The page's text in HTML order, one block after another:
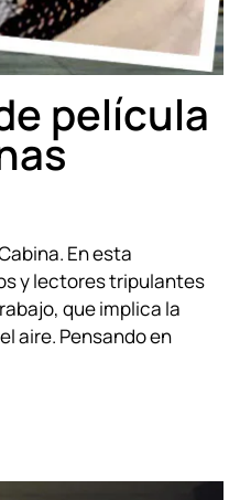
película
En esta
y lectores tripulantes
que implica la
aire. Pensando en